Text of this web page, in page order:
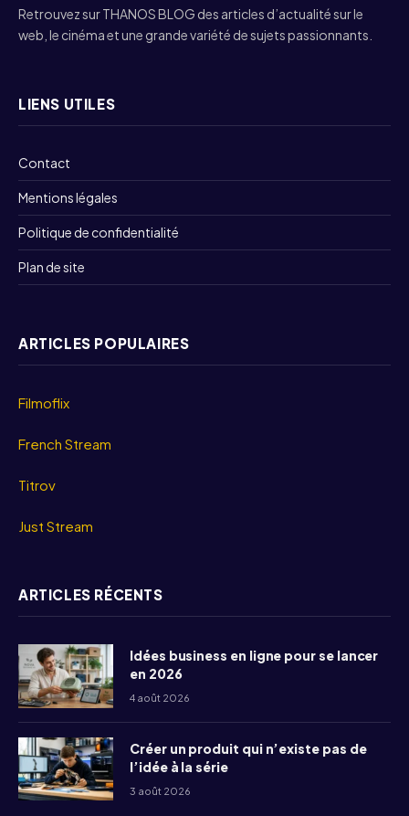
Retrouvez sur THANOS BLOG des articles d’actualité sur le
web, le cinéma et une grande variété de sujets passionnants.
LIENS UTILES
Contact
Mentions légales
Politique de confidentialité
Plan de site
ARTICLES POPULAIRES
Filmoflix
French Stream
Titrov
Just Stream
ARTICLES RÉCENTS
Idées business en ligne pour se lancer
en 2026
4 août 2026
Créer un produit qui n’existe pas de
l’idée à la série
3 août 2026